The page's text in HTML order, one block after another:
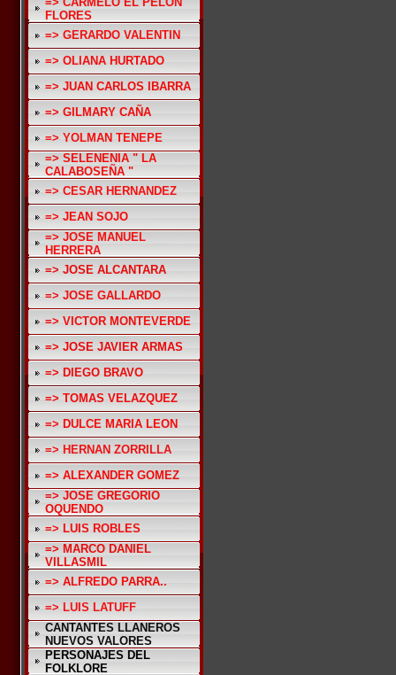
FLORES
=> GERARDO VALENTIN
=> OLIANA HURTADO
=> JUAN CARLOS IBARRA
=> GILMARY CAÑA
=> YOLMAN TENEPE
=> SELENENIA " LA
CALABOSEÑA "
=> CESAR HERNANDEZ
=> JEAN SOJO
=> JOSE MANUEL
HERRERA
=> JOSE ALCANTARA
=> JOSE GALLARDO
=> VICTOR MONTEVERDE
=> JOSE JAVIER ARMAS
=> DIEGO BRAVO
=> TOMAS VELAZQUEZ
=> DULCE MARIA LEON
=> HERNAN ZORRILLA
=> ALEXANDER GOMEZ
=> JOSE GREGORIO
OQUENDO
=> LUIS ROBLES
=> MARCO DANIEL
VILLASMIL
=> ALFREDO PARRA..
=> LUIS LATUFF
CANTANTES LLANEROS
NUEVOS VALORES
PERSONAJES DEL
FOLKLORE